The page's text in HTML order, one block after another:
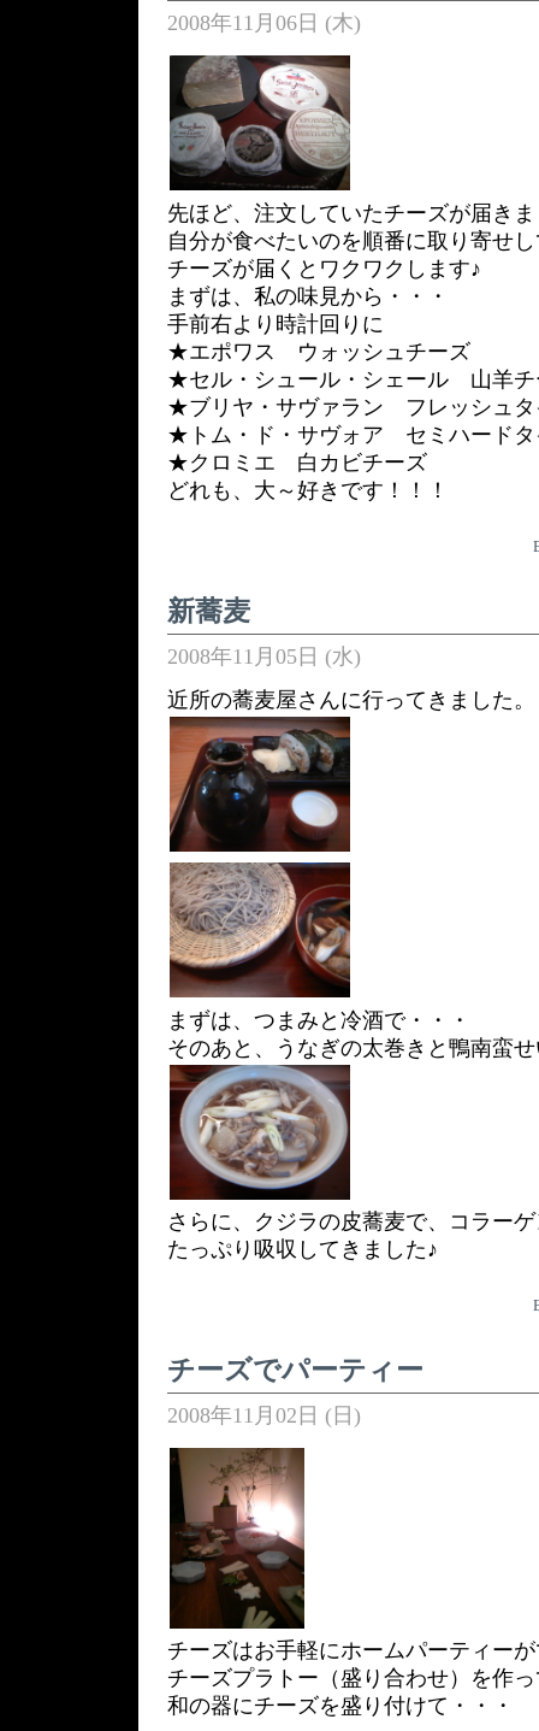
2008年11月06日 (木)
先ほど、注文していたチーズが届き
自分が食べたいのを順番に取り寄せ
チーズが届くとワクワクします♪
まずは、私の味見から・・・
手前右より時計回りに
★エポワス ウォッシュチーズ
★セル・シュール・シェール 山羊チ
★ブリヤ・サヴァラン フレッシュタ
★トム・ド・サヴォア セミハードタ
★クロミエ 白カビチーズ
どれも、大～好きです！！！
新蕎麦
2008年11月05日 (水)
近所の蕎麦屋さんに行ってきました。
まずは、つまみと冷酒で・・・
そのあと、うなぎの太巻きと鴨南蛮
さらに、クジラの皮蕎麦で、コラー
たっぷり吸収してきました♪
チーズでパーティー
2008年11月02日 (日)
チーズはお手軽にホームパーティー
チーズプラトー（盛り合わせ）を作
和の器にチーズを盛り付けて・・・